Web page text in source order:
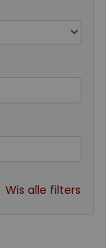
Wis alle filters